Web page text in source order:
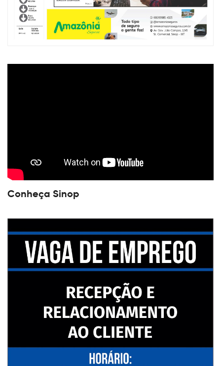
Conheça Sinop